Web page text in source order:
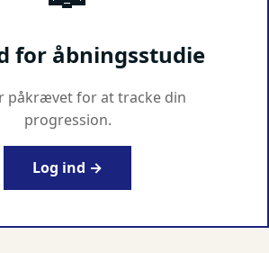
for åbningsstudie
påkrævet for at tracke din
progression.
Log ind →